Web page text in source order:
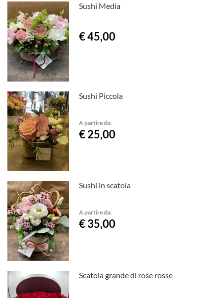
Sushi Media
€ 45,00
Sushi Piccola
A partire da:
€ 25,00
Sushi in scatola
A partire da:
€ 35,00
Scatola grande di rose rosse